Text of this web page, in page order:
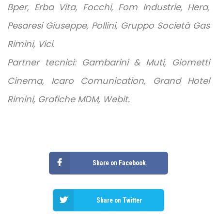
Bper, Erba Vita, Focchi, Fom Industrie, Hera,
Pesaresi Giuseppe, Pollini, Gruppo Società Gas
Rimini, Vici.
Partner tecnici: Gambarini & Muti, Giometti
Cinema, Icaro Comunication, Grand Hotel
Rimini, Grafiche MDM, Webit.
Share on Facebook
Share on Twitter